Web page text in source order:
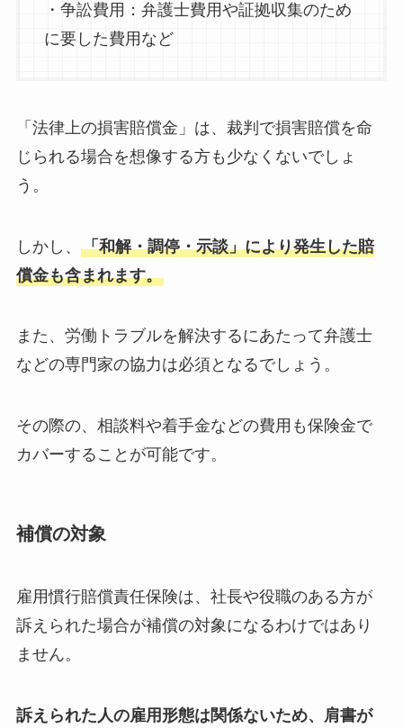
・争訟費用：弁護士費用や証拠収集のため
に要した費用など
「法律上の損害賠償金」は、裁判で損害賠償を命
じられる場合を想像する方も少なくないでしょ
う。
しかし、 「和解・調停・示談」により発生した賠
償金も含まれます。
また、労働トラブルを解決するにあたって弁護士
などの専門家の協力は必須となるでしょう。
その際の、相談料や着手金などの費用も保険金で
カバーすることが可能です。
補償の対象
雇用慣行賠償責任保険は、社長や役職のある方が
訴えられた場合が補償の対象になるわけではあり
ません。
訴えられた人の雇用形態は関係ないため、肩書が